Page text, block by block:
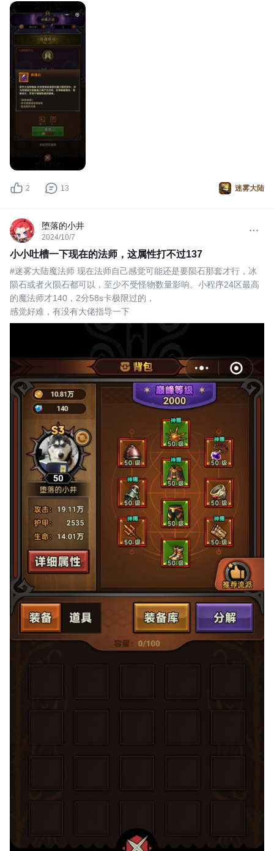
迷雾大陆
2 13
堕落的小井
2024/10/7
小小吐槽一下现在的法师，这属性打不过137
#迷雾大陆魔法师 现在法师自己感觉可能还是要陨石那套才行，冰
陨石或者火陨石都可以，至少不受怪物数量影响。小程序24区最高
的魔法师才140，2分58s卡极限过的，
感觉好难，有没有大佬指导一下